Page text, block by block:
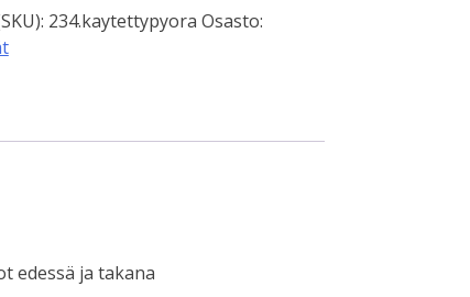
234.kaytettypyora Osasto:
edessä ja takana